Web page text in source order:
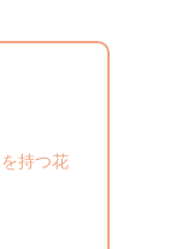
持つ花